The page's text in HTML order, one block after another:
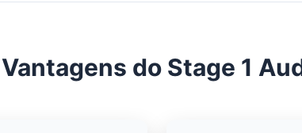
Vantagens do Stage 1